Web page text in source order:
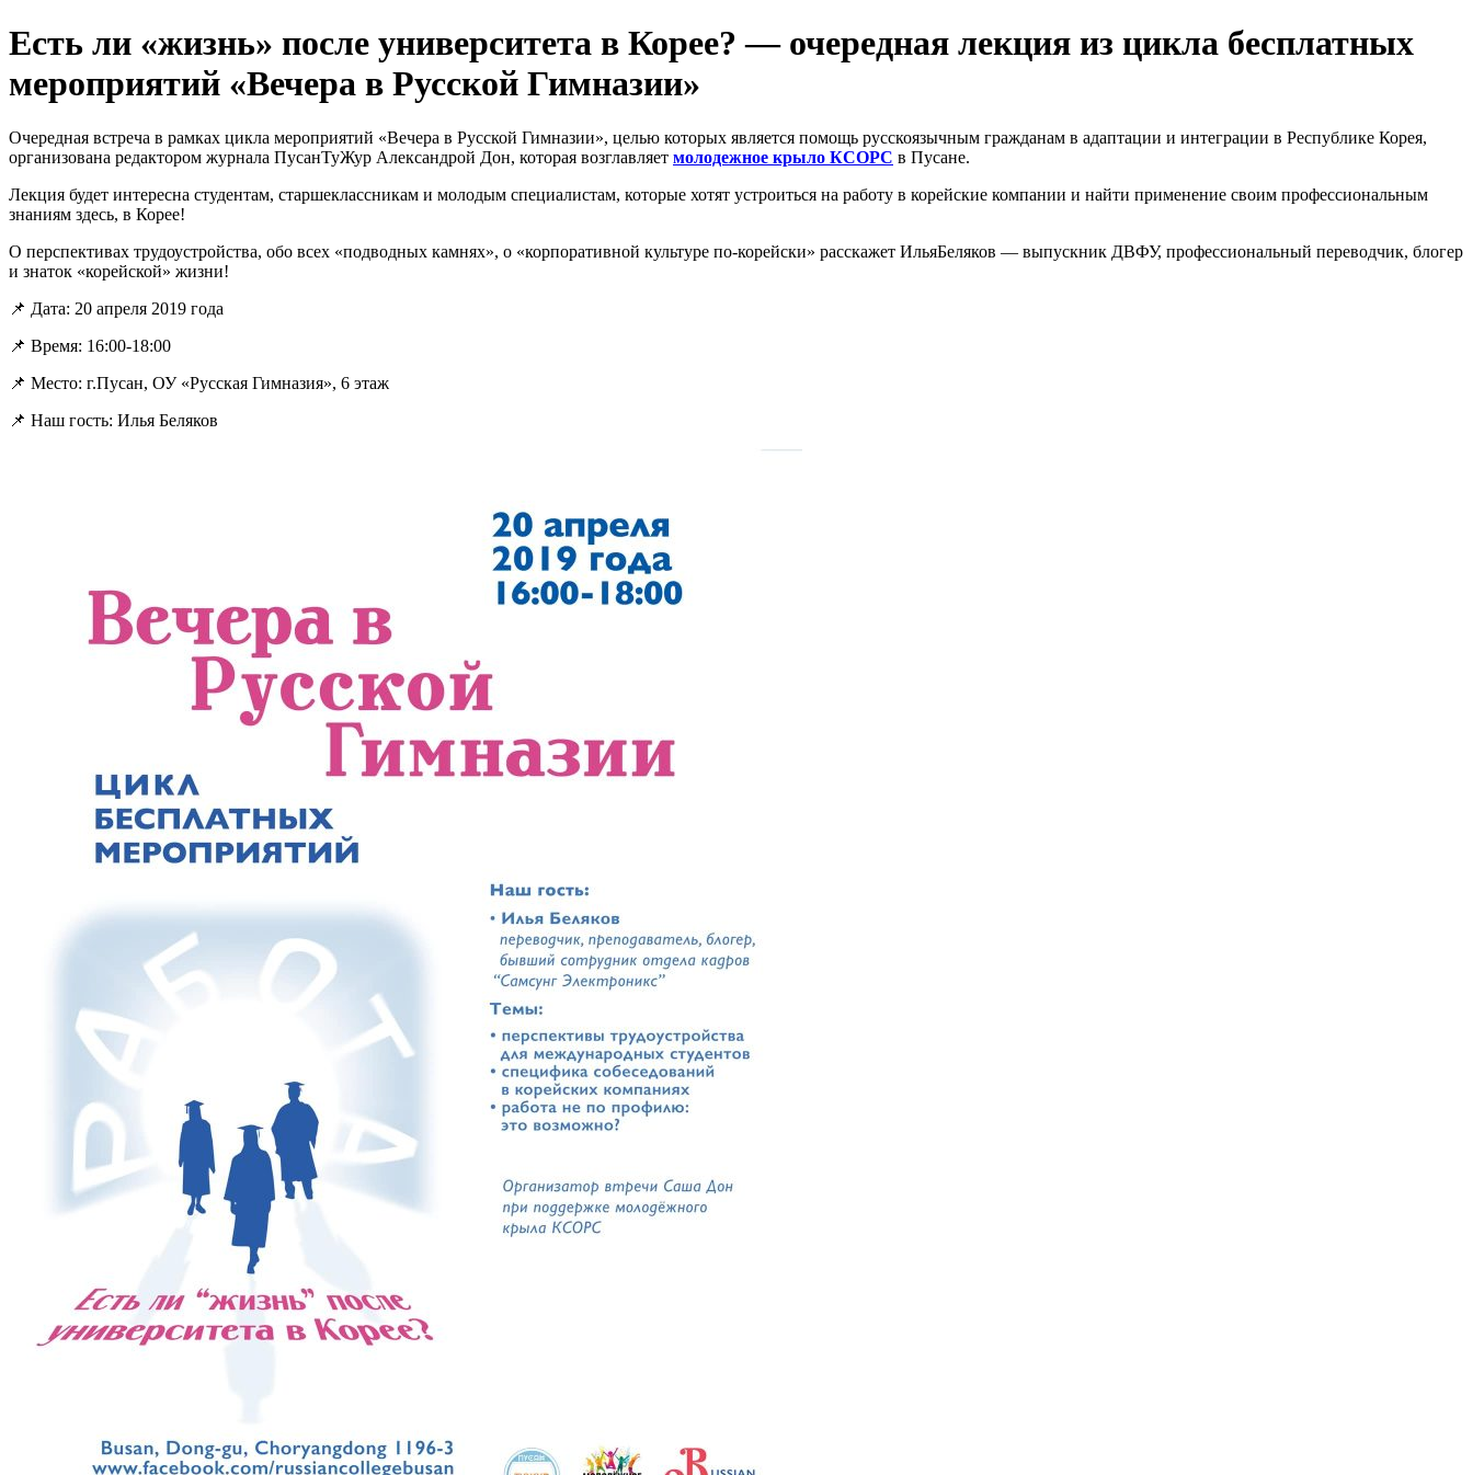
Есть ли «жизнь» после университета в Корее? — очередная лекция из цикла бесплатных
мероприятий «Вечера в Русской Гимназии»
Очередная встреча в рамках цикла мероприятий «Вечера в Русской Гимназии», целью которых является помощь русскоязычным гражданам в адаптации и интеграции в Республике Корея,
организована редактором журнала ПусанТуЖур Александрой Дон, которая возглавляет молодежное крыло КСОРС в Пусане.
Лекция будет интересна студентам, старшеклассникам и молодым специалистам, которые хотят устроиться на работу в корейские компании и найти применение своим профессиональным
знаниям здесь, в Корее!
О перспективах трудоустройства, обо всех «подводных камнях», о «корпоративной культуре по-корейски» расскажет ИльяБеляков — выпускник ДВФУ, профессиональный переводчик, блогер
и знаток «корейской» жизни!
📌 Дата: 20 апреля 2019 года
📌 Время: 16:00-18:00
📌 Место: г.Пусан, ОУ «Русская Гимназия», 6 этаж
📌 Наш гость: Илья Беляков